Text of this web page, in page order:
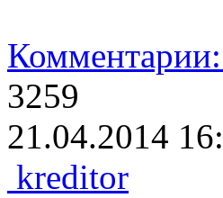
3259
21.04.2014
kreditor